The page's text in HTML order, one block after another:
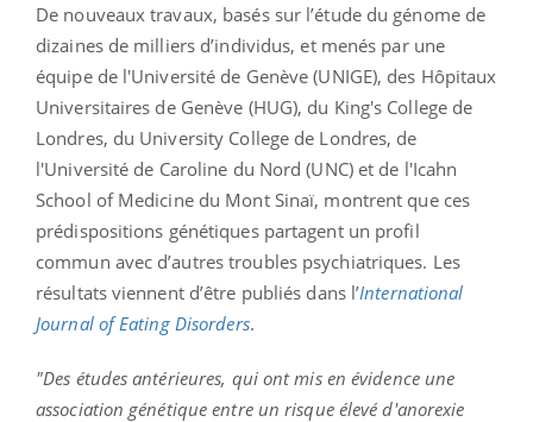
De nouveaux travaux, basés sur l’étude du génome de
dizaines de milliers d’individus, et menés par une
équipe de l'Université de Genève (UNIGE), des Hôpitaux
Universitaires de Genève (HUG), du King's College de
Londres, du University College de Londres, de
l'Université de Caroline du Nord (UNC) et de l'Icahn
School of Medicine du Mont Sinaï, montrent que ces
prédispositions génétiques partagent un profil
commun avec d’autres troubles psychiatriques. Les
résultats viennent d’être publiés dans l’International
Journal of Eating Disorders.
"Des études antérieures, qui ont mis en évidence une
association génétique entre un risque élevé d'anorexie